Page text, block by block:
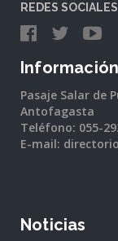
REDES
Pasaje Salar de
Antofagasta
Teléfono: 055-
E-mail:
Noticias